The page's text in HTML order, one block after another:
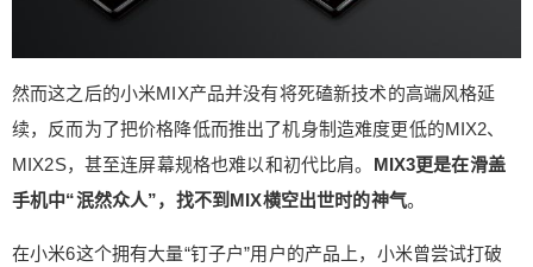
然而这之后的小米MIX产品并没有将死磕新技术的高端风格延
续，反而为了把价格降低而推出了机身制造难度更低的MIX2、
MIX2S，甚至连屏幕规格也难以和初代比肩。 MIX3更是在滑盖
手机中“泯然众人”，找不到MIX横空出世时的神气。
在小米6这个拥有大量“钉子户”用户的产品上，小米曾尝试打破
出性价比突出、专注互联网市场的产品，原本的市
累，向来属于自己的一亩三分地也有了被人抢走的
可能性。如何让小米走出困境，或许让雷军很痛
苦。 优势不止是小米10 在成立十周年之际推出的小
米10系列，可能是小米品牌真正转变的第一步。 在
升来到了3999元起，小米10 Pro更是最高5999元向i